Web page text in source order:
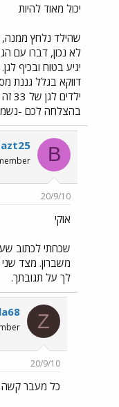
יכול מאוד להיות
שהילד נלחץ ממנה,
לא נכון, דברו עם
יגיע בטוח ובכיף
דווקא בגלל גננת
בהצלחה לכם -נשמח
B
20/9/10
אוקי
שכחתי לכתוב
משברון. מצד
לך על תגובתך.
Z
20/9/10
כל מעבר קשה